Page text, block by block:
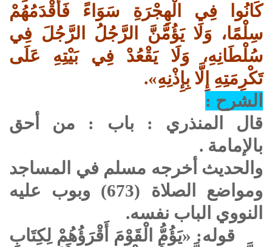
كَانُوا فِي الْهِجْرَةِ سَوَاءً فَأَقْدَمُهُمْ
سِلْمًا، وَلَا يَؤُمَّنَّ الرَّجُلُ الرَّجُلَ فِي
سُلْطَانِهِ، وَلَا يَقْعُدْ فِي بَيْتِهِ عَلَى
تَكْرِمَتِهِ إِلَّا بِإِذْنِهِ».
الشرح :
قال المنذري : باب : من أحق
بالإمامة .
والحديث أخرجه مسلم في المساجد
ومواضع الصلاة (673) وبوب عليه
النووي الباب نفسه.
قوله: «يَؤُمُّ الْقَوْمَ أَقْرَؤُهُمْ لِكِتَابِ